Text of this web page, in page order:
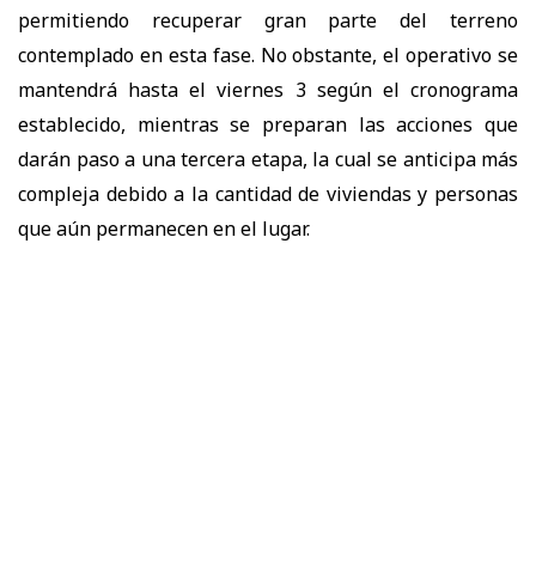
permitiendo recuperar gran parte del terreno
contemplado en esta fase. No obstante, el operativo se
mantendrá hasta el viernes 3 según el cronograma
establecido, mientras se preparan las acciones que
darán paso a una tercera etapa, la cual se anticipa más
compleja debido a la cantidad de viviendas y personas
que aún permanecen en el lugar.